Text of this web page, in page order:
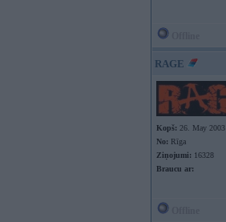
RAGE
Kopš: 26. May 2003
No: Rīga
Ziņojumi: 16328
Braucu ar: